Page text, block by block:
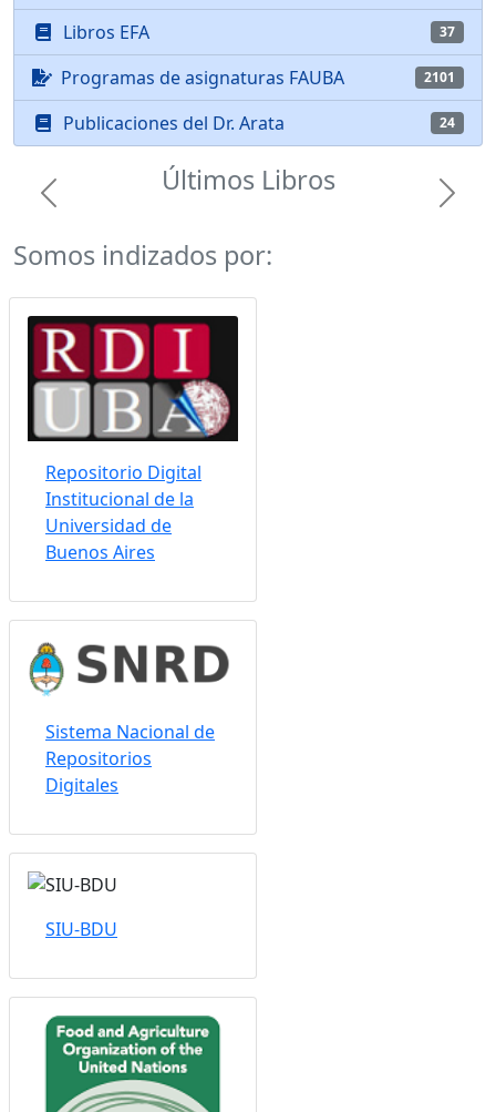
Libros EFA 37
Programas de asignaturas FAUBA 2101
Publicaciones del Dr. Arata 24
Últimos Libros
Previous Next
Somos indizados por:
Repositorio Digital
Institucional de la
Universidad de
Buenos Aires
Sistema Nacional de
Repositorios
Digitales
SIU-BDU